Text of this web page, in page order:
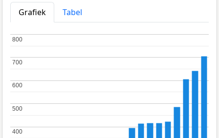
Grafiek
Tabel
400
400
500
500
600
600
700
700
800
800